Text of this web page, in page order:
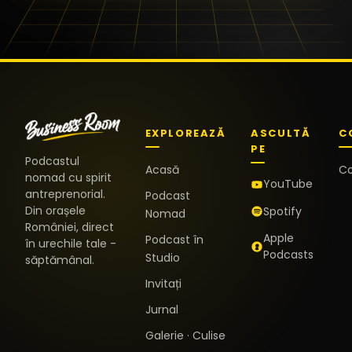
Podcastul
nomad cu spirit
antreprenorial.
Din orașele
României, direct
în urechile tale -
săptămânal.
EXPLOREAZĂ
Acasă
Podcast
Nomad
Podcast în
Studio
Invitați
Jurnal
Galerie · Culise
ASCULTĂ
PE
YouTube
Spotify
Apple
Podcasts